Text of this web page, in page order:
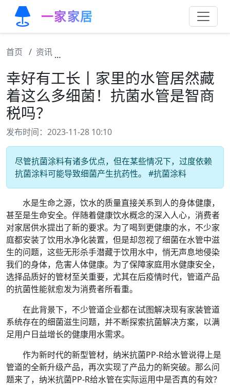
一家家居
首页 资讯
幸好有工长丨家里的水管居然藏
着这么多细菌！抗菌水管是智商
税吗？
发布时间：2023-11-28 10:10
尽管抗菌涂料有诸多优点，但在某些情况下，过度依赖
抗菌涂料可能导致细菌产生抗药性。 #抗菌涂料
水是生命之源，饮水的质量直接关系到人的身体健康，
甚至是生命安全。伴随着健康饮水概念的深入人心，消费者
对家居供水提出了新的要求。为了喝到更健康的水，不少家
庭都安装了饮用水净化装置，但是却忽视了细菌在水管中滋
生的问题，这些无形杀手潜藏于饮用水中，悄无声息地侵染
我们的身体，危害人体健康。为了保障家庭用水健康安全，
选择品质好的管材至关重要，尤其在后疫情时代，管道产品
的抗菌性能就愈发为消费者所看重。
在此背景下，不少管道企业都在试图解决现有家装管道
系统存在的细菌滋生问题，并不断探索抗菌解决方案，以满
足用户日益增长的健康用水需求。
作为新时代的新型管材，纳米抗菌PP-R给水管说得上是
管道的全新升级产品，再次实现了产品力的新突破。那么问
题来了，纳米抗菌PP-R给水管在实际运用中是否真的有效？